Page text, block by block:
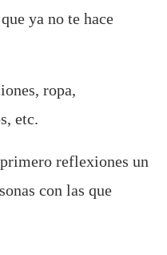
ya no te hace
ropa,
etc.
reflexiones un
con las que